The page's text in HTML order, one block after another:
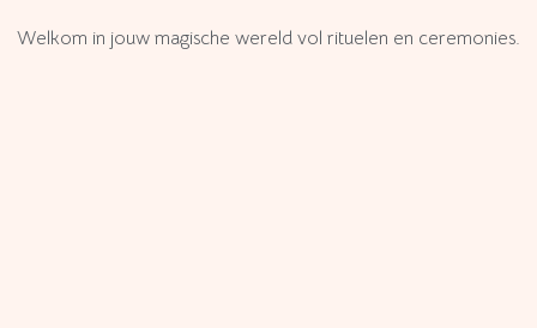
Welkom in jouw magische wereld vol rituelen en ceremonies.